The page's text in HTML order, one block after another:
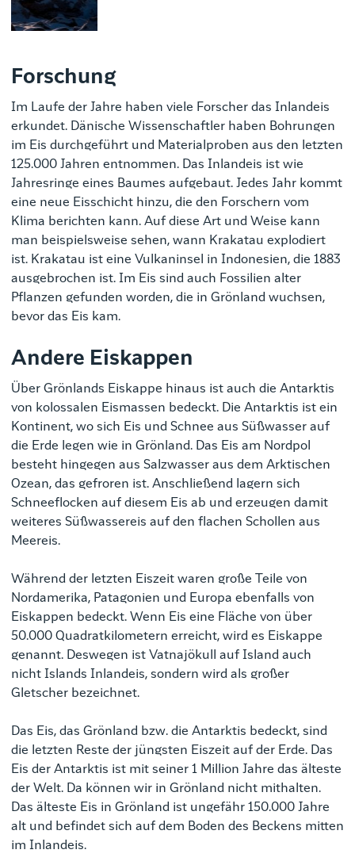
Forschung
Im Laufe der Jahre haben viele Forscher das Inlandeis
erkundet. Dänische Wissenschaftler haben Bohrungen
im Eis durchgeführt und Materialproben aus den letzten
125.000 Jahren entnommen. Das Inlandeis ist wie
Jahresringe eines Baumes aufgebaut. Jedes Jahr kommt
eine neue Eisschicht hinzu, die den Forschern vom
Klima berichten kann. Auf diese Art und Weise kann
man beispielsweise sehen, wann Krakatau explodiert
ist. Krakatau ist eine Vulkaninsel in Indonesien, die 1883
ausgebrochen ist. Im Eis sind auch Fossilien alter
Pflanzen gefunden worden, die in Grönland wuchsen,
bevor das Eis kam.
Andere Eiskappen
Über Grönlands Eiskappe hinaus ist auch die Antarktis
von kolossalen Eismassen bedeckt. Die Antarktis ist ein
Kontinent, wo sich Eis und Schnee aus Süßwasser auf
die Erde legen wie in Grönland. Das Eis am Nordpol
besteht hingegen aus Salzwasser aus dem Arktischen
Ozean, das gefroren ist. Anschließend lagern sich
Schneeflocken auf diesem Eis ab und erzeugen damit
weiteres Süßwassereis auf den flachen Schollen aus
Meereis.
Während der letzten Eiszeit waren große Teile von
Nordamerika, Patagonien und Europa ebenfalls von
Eiskappen bedeckt. Wenn Eis eine Fläche von über
50.000 Quadratkilometern erreicht, wird es Eiskappe
genannt. Deswegen ist Vatnajökull auf Island auch
nicht Islands Inlandeis, sondern wird als großer
Gletscher bezeichnet.
Das Eis, das Grönland bzw. die Antarktis bedeckt, sind
die letzten Reste der jüngsten Eiszeit auf der Erde. Das
Eis der Antarktis ist mit seiner 1 Million Jahre das älteste
der Welt. Da können wir in Grönland nicht mithalten.
Das älteste Eis in Grönland ist ungefähr 150.000 Jahre
alt und befindet sich auf dem Boden des Beckens mitten
im Inlandeis.